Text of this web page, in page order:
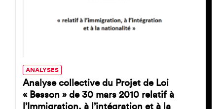
ANALYSES
Analyse collective du Projet de Loi
« Besson » de 30 mars 2010 relatif à
l’Immigration, à l’intégration et à la